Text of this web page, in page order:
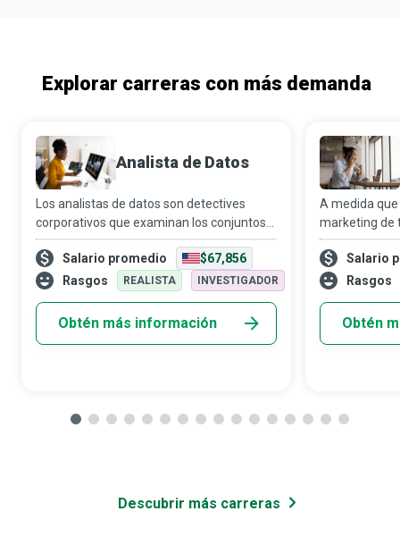
Explorar carreras con más demanda
Analista de Datos
Los analistas de datos son detectives
corporativos que examinan los conjuntos
de datos de la organización en detalle
minuciosamente, por lo que sus
interpretaciones resaltan patrones y
Salario promedio
$67,856
Rasgos
REALISTA INVESTIGADOR
Obtén más información
A medida
marketing de
cada vez
llegar a sus
de gerentes
Salario
Rasgos
Obtén
Descubrir más carreras